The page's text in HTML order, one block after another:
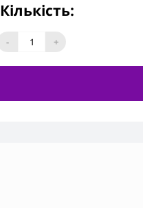
Кількість:
- +